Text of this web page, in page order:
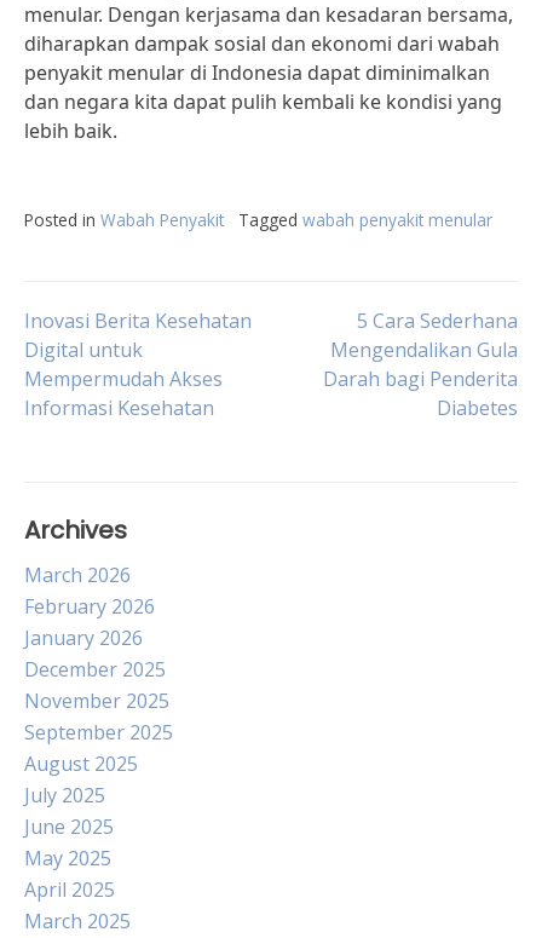
menular. Dengan kerjasama dan kesadaran bersama,
diharapkan dampak sosial dan ekonomi dari wabah
penyakit menular di Indonesia dapat diminimalkan
dan negara kita dapat pulih kembali ke kondisi yang
lebih baik.
Posted in Wabah Penyakit Tagged wabah penyakit menular
Post
navigation
Inovasi Berita Kesehatan
Digital untuk
Mempermudah Akses
Informasi Kesehatan
5 Cara Sederhana
Mengendalikan Gula
Darah bagi Penderita
Diabetes
Archives
March 2026
February 2026
January 2026
December 2025
November 2025
September 2025
August 2025
July 2025
June 2025
May 2025
April 2025
March 2025